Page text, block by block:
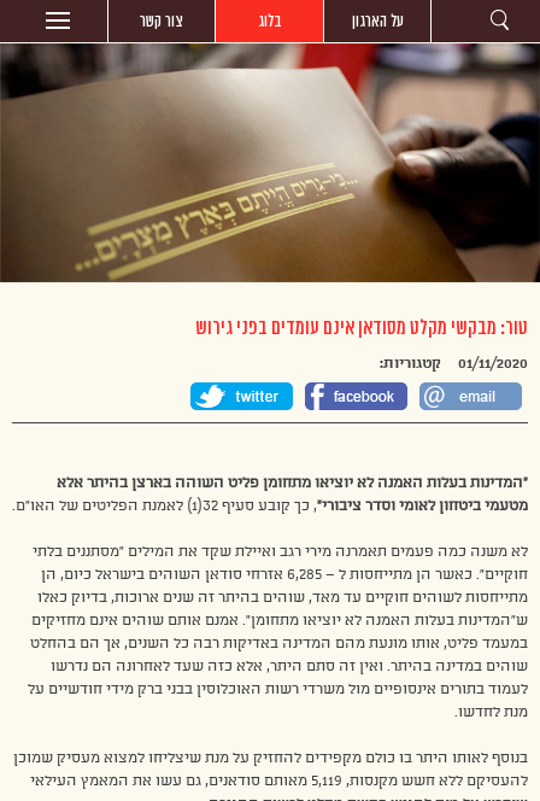
על הארגון בלוג צור קשר
טור: מבקשי מקלט מסודאן אינם עומדים בפני גירוש
01/11/2020 קטגוריות:
“המדינות בעלות האמנה לא יוציאו מתחומן פליט השוהה בארצן בהיתר אלא
מטעמי ביטחון לאומי וסדר ציבורי”, כך קובע סעיף 32(1) לאמנת הפליטים של האו”ם.
לא משנה כמה פעמים תאמרנה מירי רגב ואיילת שקד את המילים “מסתננים בלתי
חוקיים”. כאשר הן מתייחסות ל – 6,285 אזרחי סודאן השוהים בישראל כיום, הן
מתייחסות לשוהים חוקיים עד מאד, שוהים בהיתר זה שנים ארוכות, בדיוק כאלו
ש”המדינות בעלות האמנה לא יוציאו מתחומן”. אמנם אותם שוהים אינם מחזיקים
במעמד פליט, אותו מונעת מהם המדינה באדיקות רבה כל השנים, אך הם בהחלט
שוהים במדינה בהיתר. ואין זה סתם היתר, אלא כזה שעד לאחרונה הם נדרשו
לעמוד בתורים אינסופיים מול משרדי רשות האוכלוסין בבני ברק מידי חודשיים על
מנת לחדשו.
בנוסף לאותו היתר בו כולם מקפידים להחזיק על מנת שיצליחו למצוא מעסיק שמוכן
להעסיקם ללא חשש מקנסות, 5,119 מאותם סודאנים, גם עשו את המאמץ העילאי